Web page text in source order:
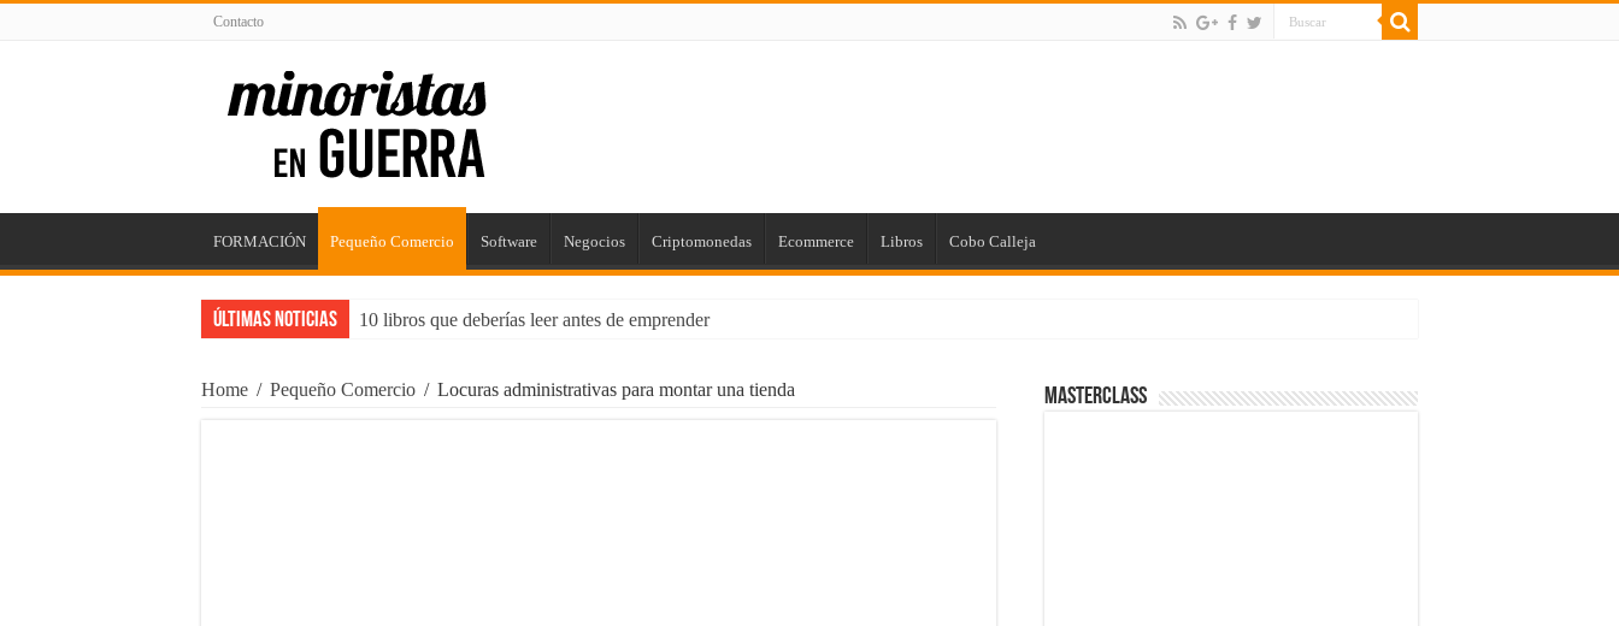
Contacto
FORMACIÓN Pequeño Comercio Software Negocios Criptomonedas Ecommerce Libros Cobo Calleja
Últimas Noticias
10 libros que deberías leer antes de emprender
Impacta con tu Agencia de Marketing con el poder de la Imprenta
Home / Pequeño Comercio / Locuras administrativas para montar una tienda MasterClass